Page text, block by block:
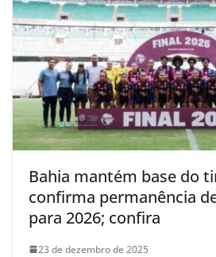
Bahia mantém base do
confirma permanência
para 2026; confira
23 de dezembro de 2025